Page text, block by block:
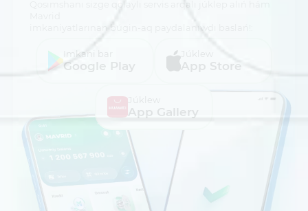
Qosımshanı sizge qolaylı servis arqalı júklep alıń hám
imkaniyatlarınan búgin-aq paydalanıwdı baslań!:
Imkani bar
Google Play App Store
App Gallery